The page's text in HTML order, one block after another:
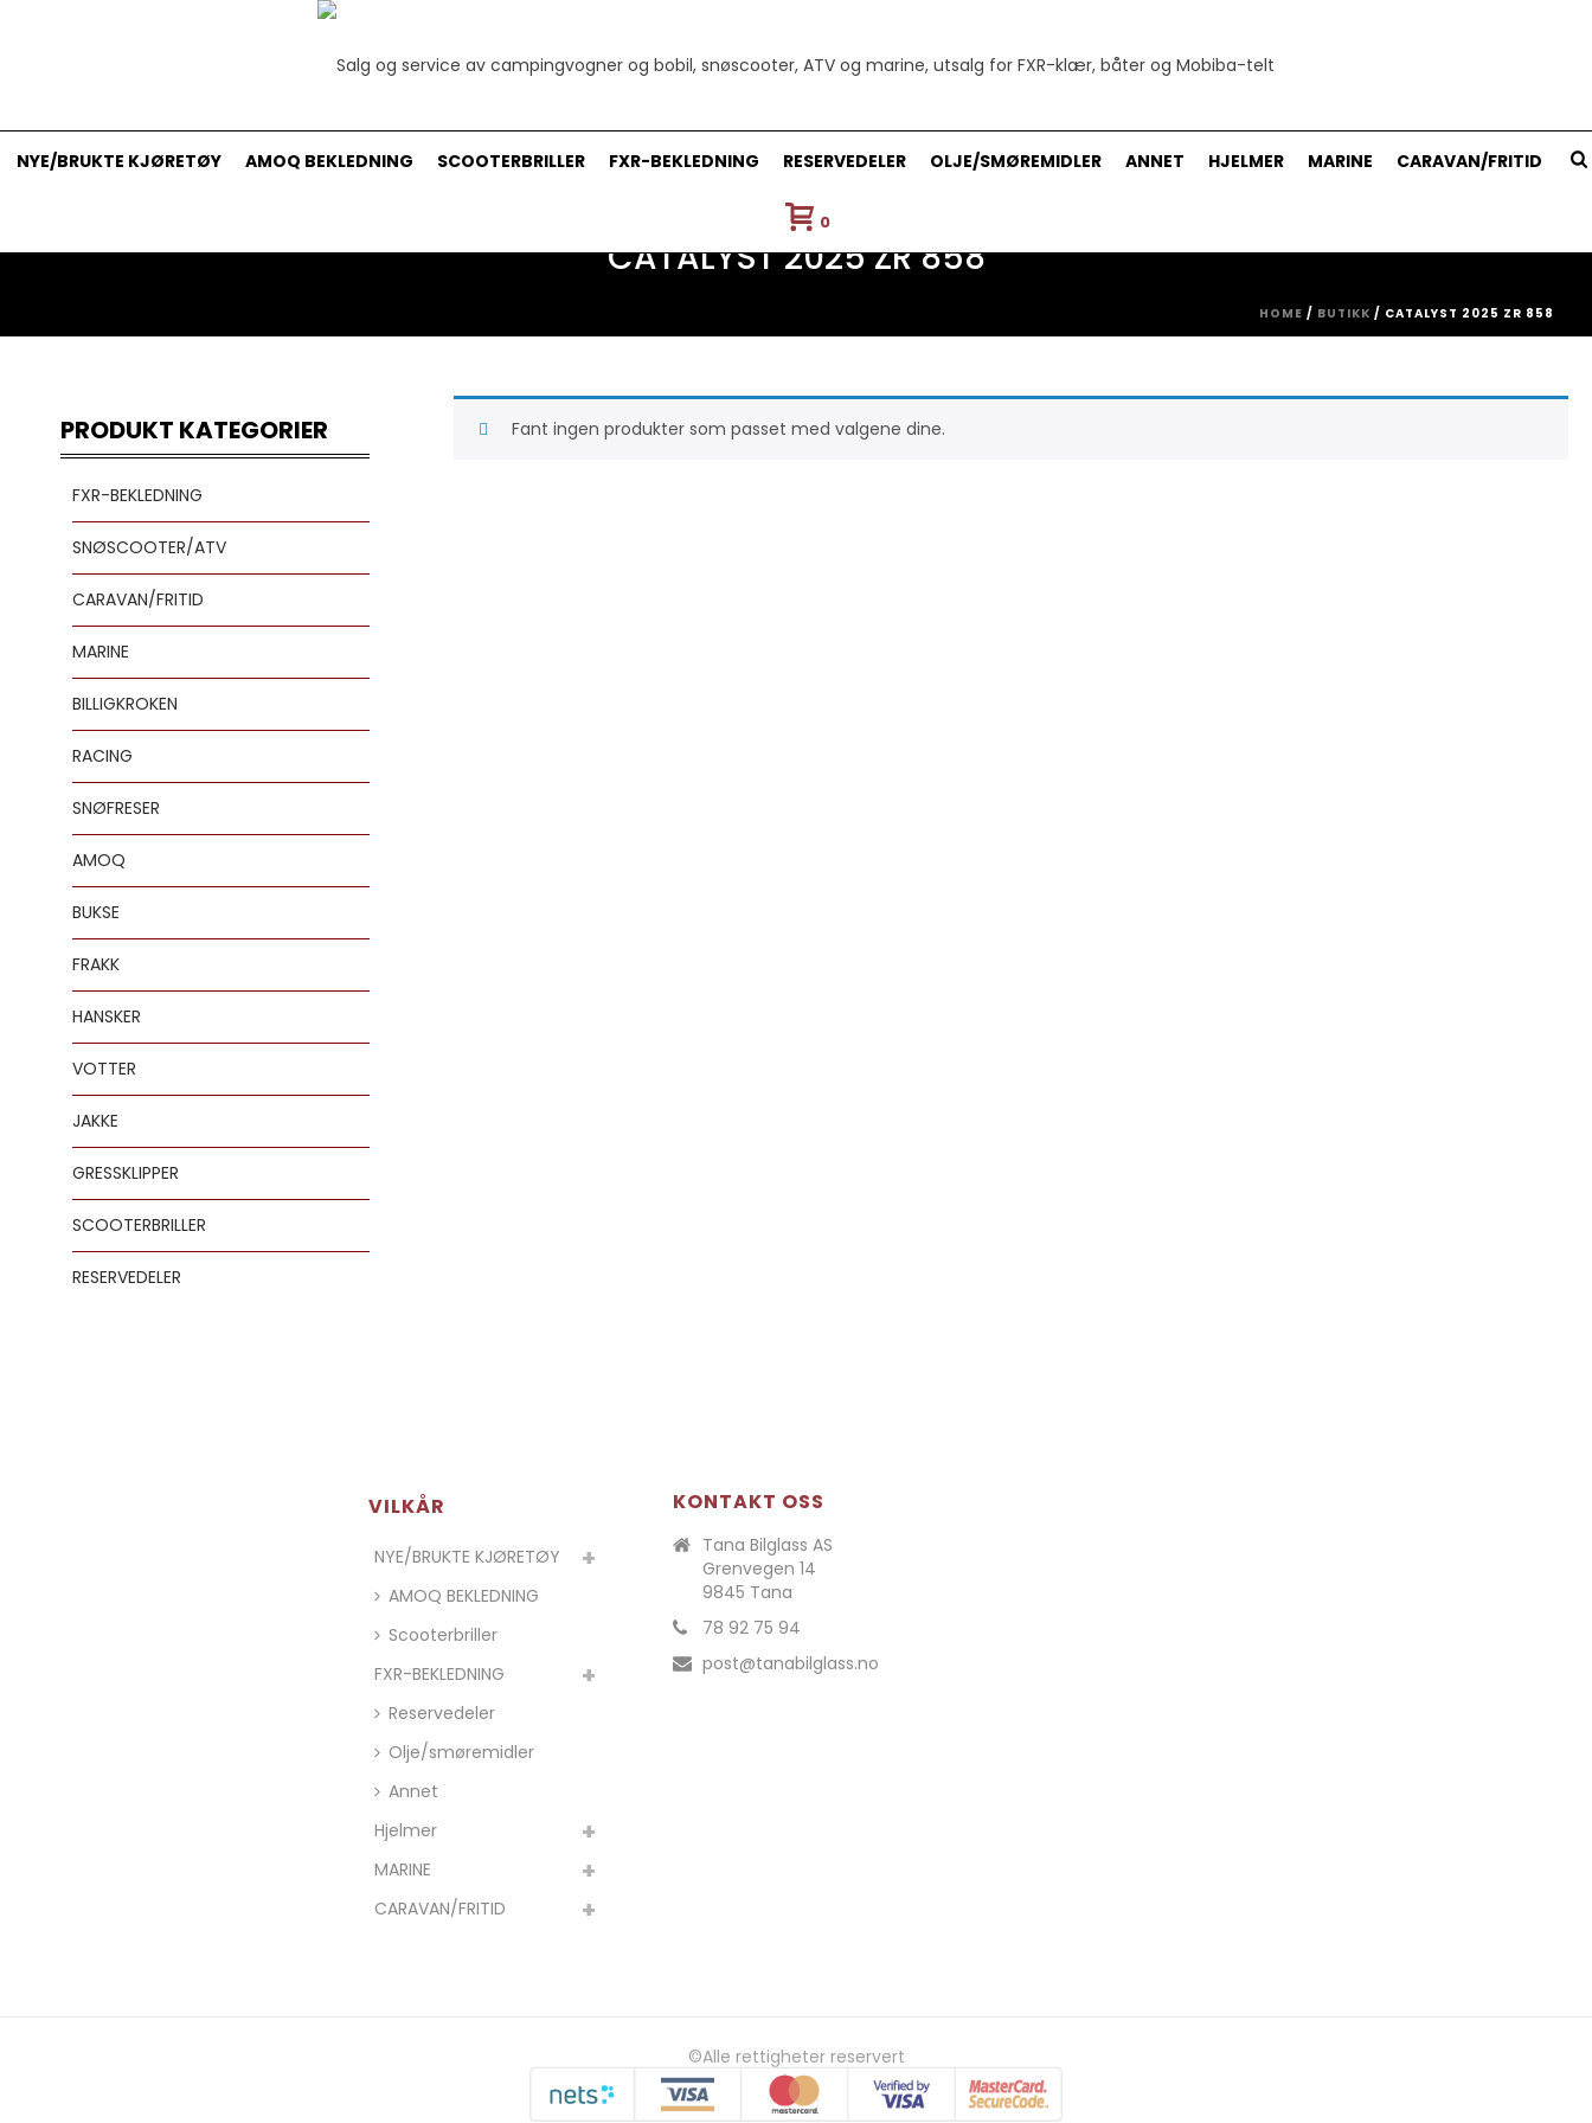
NYE/BRUKTE KJØRETØY AMOQ BEKLEDNING SCOOTERBRILLER FXR-BEKLEDNING RESERVEDELER OLJE/SMØREMIDLER ANNET HJELMER MARINE CARAVAN/FRITID
0
CATALYST 2025 ZR 858
HOME / BUTIKK / CATALYST 2025 ZR 858
Fant ingen produkter som passet med valgene dine.
PRODUKT KATEGORIER
FXR-BEKLEDNING
SNØSCOOTER/ATV
CARAVAN/FRITID
MARINE
BILLIGKROKEN
RACING
SNØFRESER
AMOQ
BUKSE
FRAKK
HANSKER
VOTTER
JAKKE
GRESSKLIPPER
SCOOTERBRILLER
RESERVEDELER
VILKÅR
NYE/BRUKTE KJØRETØY
AMOQ BEKLEDNING
Scooterbriller
FXR-BEKLEDNING
Reservedeler
Olje/smøremidler
Annet
Hjelmer
MARINE
CARAVAN/FRITID
KONTAKT OSS
Tana Bilglass AS
Grenvegen 14
9845 Tana
78 92 75 94
post@tanabilglass.no
©Alle rettigheter reservert